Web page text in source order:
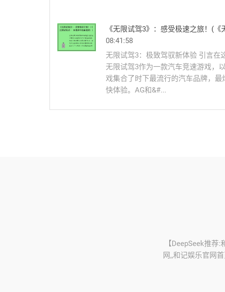
《无限试驾3》：感受极速之旅！(
08:41:58
无限试驾3：极致驾驭新体验 引言在
无限试驾3作为一款汽车竞速游戏，
戏集合了时下最流行的汽车品牌，
快体验。AG和&#...
【DeepSeek推
网,,和记娱乐官网